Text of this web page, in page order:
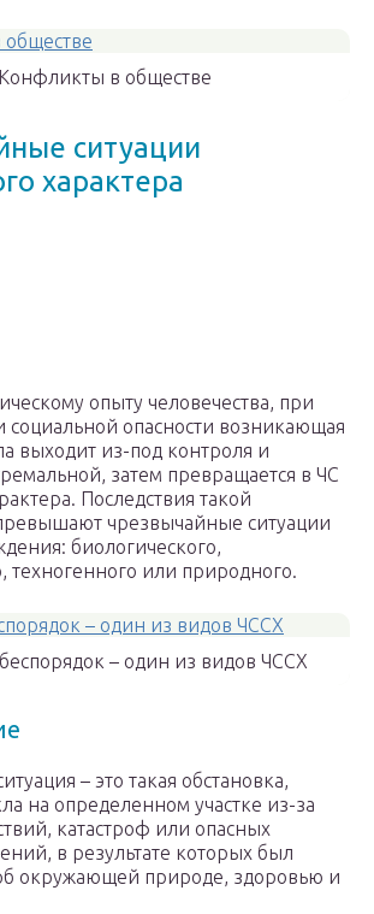
Конфликты в обществе
ситуации
характера
опыту человечества, при
социальной опасности возникающая
выходит из-под контроля и
затем превращается в ЧС
Последствия такой
чрезвычайные ситуации
биологического,
техногенного или природного.
– один из видов ЧССХ
– это такая обстановка,
на определенном участке из-за
катастроф или опасных
в результате которых был
окружающей природе, здоровью и